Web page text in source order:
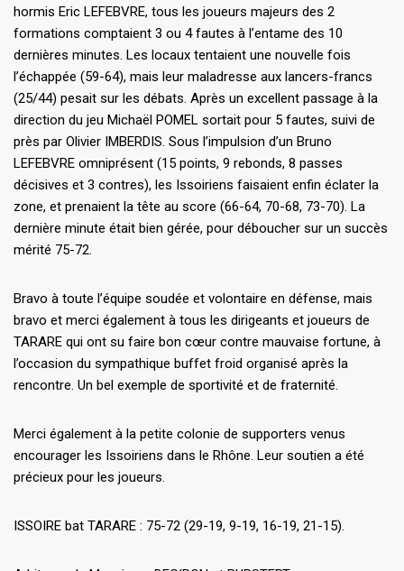
hormis Eric LEFEBVRE, tous les joueurs majeurs des 2
formations comptaient 3 ou 4 fautes à l’entame des 10
dernières minutes. Les locaux tentaient une nouvelle fois
l’échappée (59-64), mais leur maladresse aux lancers-francs
(25/44) pesait sur les débats. Après un excellent passage à la
direction du jeu Michaël POMEL sortait pour 5 fautes, suivi de
près par Olivier IMBERDIS. Sous l’impulsion d’un Bruno
LEFEBVRE omniprésent (15 points, 9 rebonds, 8 passes
décisives et 3 contres), les Issoiriens faisaient enfin éclater la
zone, et prenaient la tête au score (66-64, 70-68, 73-70). La
dernière minute était bien gérée, pour déboucher sur un succès
mérité 75-72.
Bravo à toute l’équipe soudée et volontaire en défense, mais
bravo et merci également à tous les dirigeants et joueurs de
TARARE qui ont su faire bon cœur contre mauvaise fortune, à
l’occasion du sympathique buffet froid organisé après la
rencontre. Un bel exemple de sportivité et de fraternité.
Merci également à la petite colonie de supporters venus
encourager les Issoiriens dans le Rhône. Leur soutien a été
précieux pour les joueurs.
ISSOIRE bat TARARE : 75-72 (29-19, 9-19, 16-19, 21-15).